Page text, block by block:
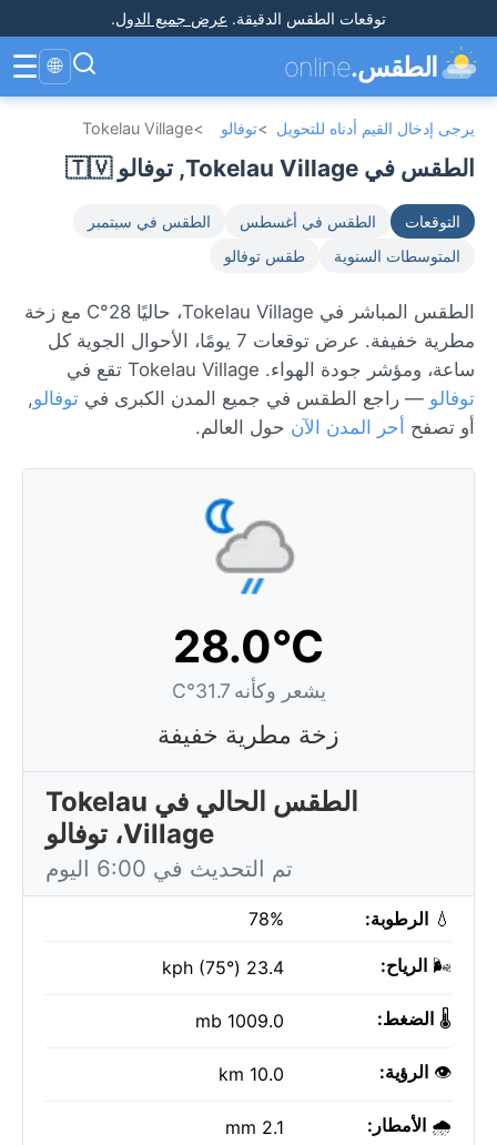
توقعات الطقس الدقيقة. عرض جميع الدول.
الطقس.online
🌐
☰
يرجى إدخال القيم أدناه للتحويل >توفالو >
Tokelau Village
الطقس في Tokelau Village, توفالو 🇹🇻
التوقعات الطقس في أغسطس
الطقس في سبتمبر
المتوسطات السنوية
طقس توفالو
الطقس المباشر في Tokelau Village، حاليًا 28°C مع زخة
مطرية خفيفة. عرض توقعات 7 يومًا، الأحوال الجوية كل
ساعة، ومؤشر جودة الهواء. Tokelau Village تقع في
توفالو — راجع الطقس في جميع المدن الكبرى في توفالو,
أو تصفح أحر المدن الآن حول العالم.
28.0°C
يشعر وكأنه 31.7°C
زخة مطرية خفيفة
الطقس الحالي في Tokelau
Village، توفالو
تم التحديث في 6:00 اليوم
💧 الرطوبة: 78%
🌬️ الرياح: 23.4 kph (75°)
🌡️ الضغط: 1009.0 mb
👁️ الرؤية: 10.0 km
🌧️ الأمطار: 2.1 mm